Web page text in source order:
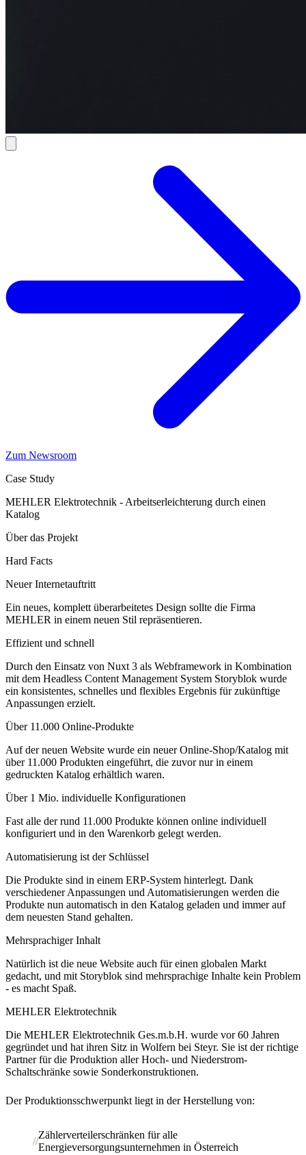
Zum Newsroom
Case Study
MEHLER Elektrotechnik - Arbeitserleichterung durch einen
Katalog
Über das Projekt
Hard Facts
Neuer Internetauftritt
Ein neues, komplett überarbeitetes Design sollte die Firma
MEHLER in einem neuen Stil repräsentieren.
Effizient und schnell
Durch den Einsatz von Nuxt 3 als Webframework in Kombination
mit dem Headless Content Management System Storyblok wurde
ein konsistentes, schnelles und flexibles Ergebnis für zukünftige
Anpassungen erzielt.
Über 11.000 Online-Produkte
Auf der neuen Website wurde ein neuer Online-Shop/Katalog mit
über 11.000 Produkten eingeführt, die zuvor nur in einem
gedruckten Katalog erhältlich waren.
Über 1 Mio. individuelle Konfigurationen
Fast alle der rund 11.000 Produkte können online individuell
konfiguriert und in den Warenkorb gelegt werden.
Automatisierung ist der Schlüssel
Die Produkte sind in einem ERP-System hinterlegt. Dank
verschiedener Anpassungen und Automatisierungen werden die
Produkte nun automatisch in den Katalog geladen und immer auf
dem neuesten Stand gehalten.
Mehrsprachiger Inhalt
Natürlich ist die neue Website auch für einen globalen Markt
gedacht, und mit Storyblok sind mehrsprachige Inhalte kein Problem
- es macht Spaß.
MEHLER Elektrotechnik
Die MEHLER Elektrotechnik Ges.m.b.H. wurde vor 60 Jahren
gegründet und hat ihren Sitz in Wolfern bei Steyr. Sie ist der richtige
Partner für die Produktion aller Hoch- und Niederstrom-
Schaltschränke sowie Sonderkonstruktionen.
Der Produktionsschwerpunkt liegt in der Herstellung von:
Zählerverteilerschränken für alle
Energieversorgungsunternehmen in Österreich